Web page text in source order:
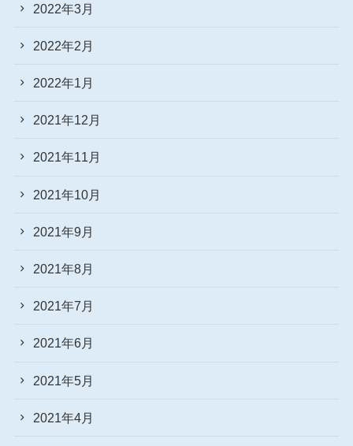
2022年3月
2022年2月
2022年1月
2021年12月
2021年11月
2021年10月
2021年9月
2021年8月
2021年7月
2021年6月
2021年5月
2021年4月